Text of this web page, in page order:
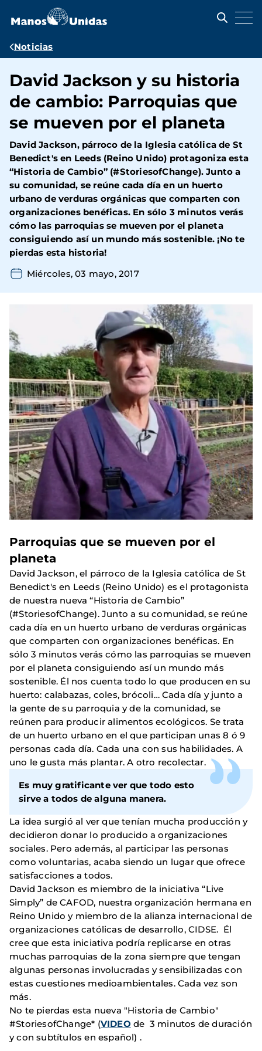
contenido
Ruta
navegación
Noticias
David Jackson y su historia
de cambio: Parroquias que
se mueven por el planeta
David Jackson, párroco de la Iglesia católica de St
Benedict's en Leeds (Reino Unido) protagoniza esta
“Historia de Cambio” (#StoriesofChange). Junto a
su comunidad, se reúne cada día en un huerto
urbano de verduras orgánicas que comparten con
organizaciones benéficas. En sólo 3 minutos verás
cómo las parroquias se mueven por el planeta
consiguiendo así un mundo más sostenible. ¡No te
pierdas esta historia!
Miércoles, 03 mayo, 2017
Parroquias que se mueven por el
planeta
David Jackson, el párroco de la Iglesia católica de St
Benedict's en Leeds (Reino Unido) es el protagonista
de nuestra nueva “Historia de Cambio”
(#StoriesofChange). Junto a su comunidad, se reúne
cada día en un huerto urbano de verduras orgánicas
que comparten con organizaciones benéficas. En
sólo 3 minutos verás cómo las parroquias se mueven
por el planeta consiguiendo así un mundo más
sostenible. Él nos cuenta todo lo que producen en su
huerto: calabazas, coles, brócoli… Cada día y junto a
la gente de su parroquia y de la comunidad, se
reúnen para producir alimentos ecológicos. Se trata
de un huerto urbano en el que participan unas 8 ó 9
personas cada día. Cada una con sus habilidades. A
uno le gusta más plantar. A otro recolectar.
Es muy gratificante ver que todo esto
sirve a todos de alguna manera.
La idea surgió al ver que tenían mucha producción y
decidieron donar lo producido a organizaciones
sociales. Pero además, al participar las personas
como voluntarias, acaba siendo un lugar que ofrece
satisfacciones a todos.
David Jackson es miembro de la iniciativa “Live
Simply” de CAFOD, nuestra organización hermana en
Reino Unido y miembro de la alianza internacional de
organizaciones católicas de desarrollo, CIDSE. Él
cree que esta iniciativa podría replicarse en otras
muchas parroquias de la zona siempre que tengan
algunas personas involucradas y sensibilizadas con
estas cuestiones medioambientales. Cada vez son
más.
No te pierdas esta nueva "Historia de Cambio"
#StoriesofChange* (VIDEO de 3 minutos de duración
y con subtítulos en español) .